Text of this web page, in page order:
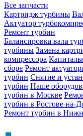
Все запчасти
Картридж турбины
Актуатор
Ремонт турбин
Балансировка вала
турбины Замена
компрессора
сборе Ремонт
турбин Снятие и
турбин Наше
турбин в Москве
турбин в Ростове-на-
Ремонт турбин в